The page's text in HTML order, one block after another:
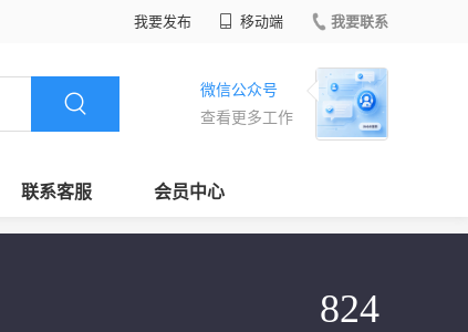
我要发布 移动端 我要联系
微信公众号
查看更多工作
联系客服 会员中心
824